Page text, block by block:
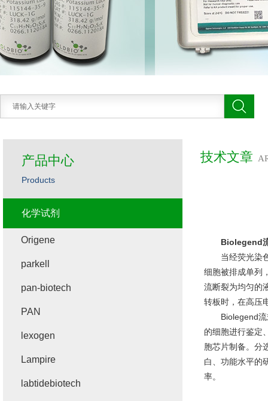
技术文章
Biolegend
当经荧光染色
细胞被排成单列
流断裂为均匀的
转板时，在高压
Biolegend流式
的细胞进行鉴定
胞芯片制备。分
白、功能水平的
率。
产品中心
Products
化学试剂
Origene
parkell
pan-biotech
PAN
lexogen
Lampire
labtidebiotech